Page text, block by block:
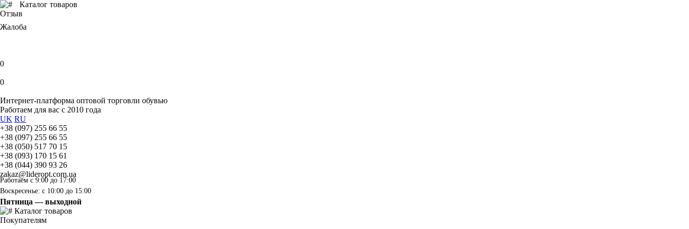
Каталог товаров
Отзыв
Жалоба
0
0
Интернет-платформа оптовой торговли обувью
Работаем для вас с 2010 года
UK RU
+38 (097) 255 66 55
+38 (097) 255 66 55
+38 (050) 517 70 15
+38 (093) 170 15 61
+38 (044) 390 93 26
zakaz@lideropt.com.ua
Работаем с 9:00 до 17:00
Воскресенье: с 10:00 до 15:00
Пятница — выходной
Каталог товаров
Покупателям